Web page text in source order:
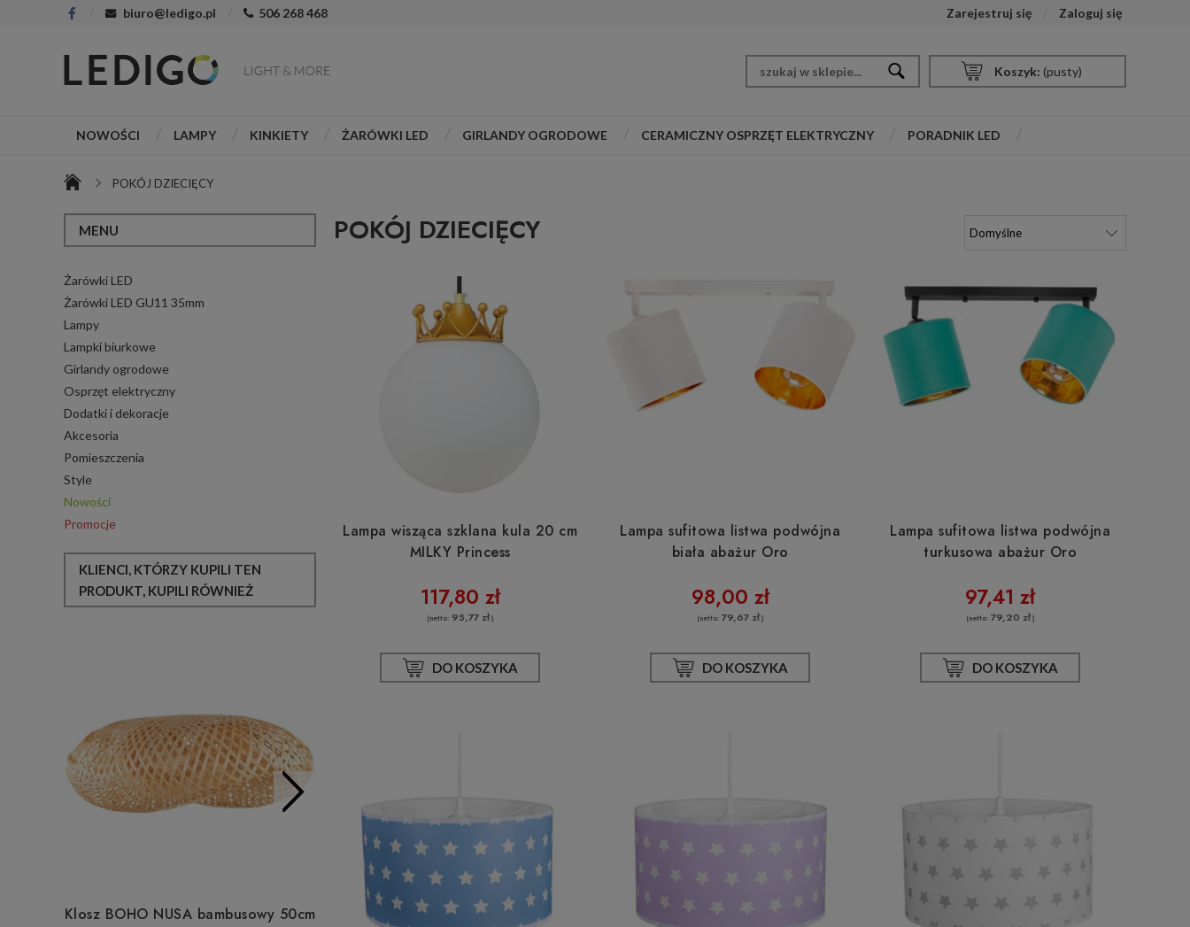
biuro@ledigo.pl 506 268 468 Zarejestruj się Zaloguj się
Koszyk: (pusty)
NOWOŚCI LAMPY KINKIETY ŻARÓWKI LED GIRLANDY OGRODOWE CERAMICZNY OSPRZĘT ELEKTRYCZNY
PORADNIK LED
POKÓJ DZIECIĘCY
MENU
Żarówki LED
Żarówki LED GU11 35mm
Lampy
Lampki biurkowe
Girlandy ogrodowe
Osprzęt elektryczny
Dodatki i dekoracje
Akcesoria
Pomieszczenia
Style
Nowości
Promocje
KLIENCI, KTÓRZY KUPILI TEN
PRODUKT, KUPILI RÓWNIEŻ
Klosz BOHO NUSA bambusowy 50cm
Lampa wisząca BOHO Bali
Klosz BOHO bambusowy Bali 50cm
Klosz BOHO NUSA bambusowy 60cm
Kinkiet
POKÓJ DZIECIĘCY
Lampa wisząca szklana kula 20 cm
MILKY Princess
117,80 zł
(netto: 95,77 zł)
DO KOSZYKA
Lampa sufitowa listwa podwójna
biała abażur Oro
98,00 zł
(netto: 79,67 zł)
DO KOSZYKA
Lampa sufitowa listwa podwójna
turkusowa abażur Oro
97,41 zł
(netto: 79,20 zł)
DO KOSZYKA